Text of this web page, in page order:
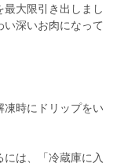
大限引き出しまし
深いお肉になって
凍時にドリップをい
には、「冷蔵庫に入